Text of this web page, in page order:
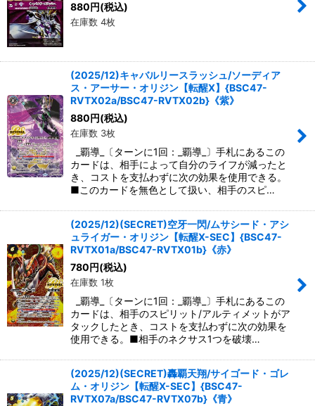
880円(税込)
在庫数 4枚
(2025/12)キャバルリースラッシュ/ソーディア
ス・アーサー・オリジン【転醒X】{BSC47-
RVTX02a/BSC47-RVTX02b}《紫》
880円(税込)
在庫数 3枚
_覇導_〔ターンに1回：_覇導_〕手札にあるこの
カードは、相手によって自分のライフが減ったと
き、コストを支払わずに次の効果を使用できる。
■このカードを無色として扱い、相手のスピ…
(2025/12)(SECRET)空牙一閃/ムサシード・アシ
ュライガー・オリジン【転醒X-SEC】{BSC47-
RVTX01a/BSC47-RVTX01b}《赤》
780円(税込)
在庫数 1枚
_覇導_〔ターンに1回：_覇導_〕手札にあるこの
カードは、相手のスピリット/アルティメットがア
タックしたとき、コストを支払わずに次の効果を
使用できる。■相手のネクサス1つを破壊…
(2025/12)(SECRET)轟覇天翔/サイゴード・ゴレ
ム・オリジン【転醒X-SEC】{BSC47-
RVTX07a/BSC47-RVTX07b}《青》